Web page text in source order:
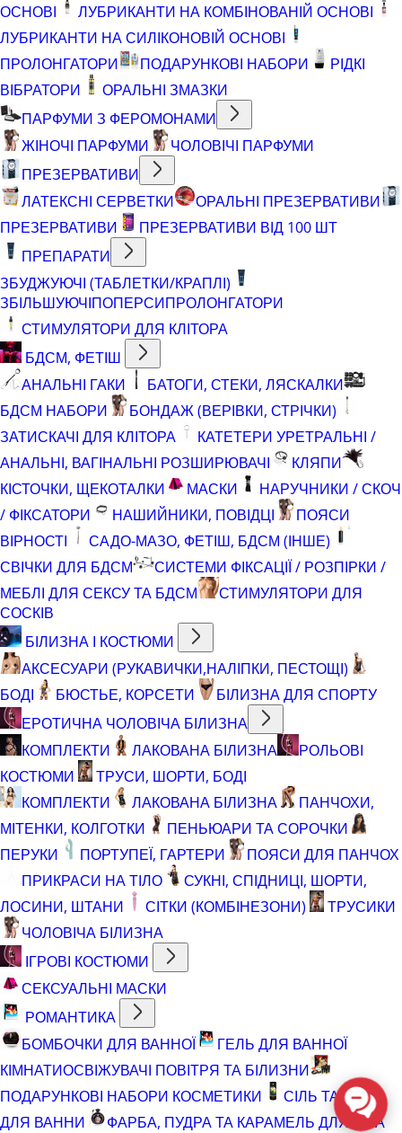
ОСНОВІ
ЛУБРИКАНТИ НА КОМБІНОВАНІЙ ОСНОВІ
ЛУБРИКАНТИ НА СИЛІКОНОВІЙ ОСНОВІ
ПРОЛОНГАТОРИ
ПОДАРУНКОВІ НАБОРИ
РІДКІ
ВІБРАТОРИ
ОРАЛЬНІ ЗМАЗКИ
ПАРФУМИ З ФЕРОМОНАМИ
ЖІНОЧІ ПАРФУМИ
ЧОЛОВІЧІ ПАРФУМИ
ПРЕЗЕРВАТИВИ
ЛАТЕКСНІ СЕРВЕТКИ
ОРАЛЬНІ ПРЕЗЕРВАТИВИ
ПРЕЗЕРВАТИВИ
ПРЕЗЕРВАТИВИ ВІД 100 ШТ
ПРЕПАРАТИ
ЗБУДЖУЮЧІ (ТАБЛЕТКИ/КРАПЛІ)
ЗБІЛЬШУЮЧІПОПЕРСИПРОЛОНГАТОРИ
СТИМУЛЯТОРИ ДЛЯ КЛІТОРА
БДСМ, ФЕТІШ
АНАЛЬНІ ГАКИ
БАТОГИ, СТЕКИ, ЛЯСКАЛКИ
БДСМ НАБОРИ
БОНДАЖ (ВЕРІВКИ, СТРІЧКИ)
ЗАТИСКАЧІ ДЛЯ КЛІТОРА
КАТЕТЕРИ УРЕТРАЛЬНІ /
АНАЛЬНІ, ВАГІНАЛЬНІ РОЗШИРЮВАЧІ
КЛЯПИ
КІСТОЧКИ, ЩЕКОТАЛКИ
МАСКИ
НАРУЧНИКИ / СКОЧ
/ ФІКСАТОРИ
НАШИЙНИКИ, ПОВІДЦІ
ПОЯСИ
ВІРНОСТІ
САДО-МАЗО, ФЕТІШ, БДСМ (ІНШЕ)
СВІЧКИ ДЛЯ БДСМ
СИСТЕМИ ФІКСАЦІЇ / РОЗПІРКИ /
МЕБЛІ ДЛЯ СЕКСУ ТА БДСМ
СТИМУЛЯТОРИ ДЛЯ
СОСКІВ
БІЛИЗНА І КОСТЮМИ
АКСЕСУАРИ (РУКАВИЧКИ,НАЛІПКИ, ПЕСТОЩІ)
БОДІ
БЮСТЬЕ, КОРСЕТИ
БІЛИЗНА ДЛЯ СПОРТУ
ЕРОТИЧНА ЧОЛОВІЧА БІЛИЗНА
КОМПЛЕКТИ
ЛАКОВАНА БІЛИЗНА
РОЛЬОВІ
КОСТЮМИ
ТРУСИ, ШОРТИ, БОДІ
КОМПЛЕКТИ
ЛАКОВАНА БІЛИЗНА
ПАНЧОХИ,
МІТЕНКИ, КОЛГОТКИ
ПЕНЬЮАРИ ТА СОРОЧКИ
ПЕРУКИ
ПОРТУПЕЇ, ГАРТЕРИ
ПОЯСИ ДЛЯ ПАНЧОХ
ПРИКРАСИ НА ТІЛО
СУКНІ, СПІДНИЦІ, ШОРТИ,
ЛОСИНИ, ШТАНИ
СІТКИ (КОМБІНЕЗОНИ)
ТРУСИКИ
ЧОЛОВІЧА БІЛИЗНА
ІГРОВІ КОСТЮМИ
СЕКСУАЛЬНІ МАСКИ
РОМАНТИКА
БОМБОЧКИ ДЛЯ ВАННОЇ
ГЕЛЬ ДЛЯ ВАННОЇ
КІМНАТИОСВІЖУВАЧІ ПОВІТРЯ ТА БІЛИЗНИ
ПОДАРУНКОВІ НАБОРИ КОСМЕТИКИ
СІЛЬ ТА ПІНА
ДЛЯ ВАННИ
ФАРБА, ПУДРА ТА КАРАМЕЛЬ ДЛЯ ТІЛА